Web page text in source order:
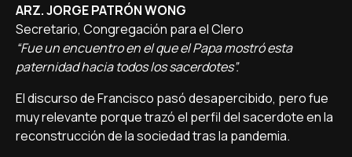
ARZ. JORGE PATRÓN WONG
Secretario, Congregación para el Clero
“Fue un encuentro en el que el Papa mostró esta
paternidad hacia todos los sacerdotes”.
El discurso de Francisco pasó desapercibido, pero fue
muy relevante porque trazó el perfil del sacerdote en la
reconstrucción de la sociedad tras la pandemia.